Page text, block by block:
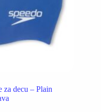
za decu – Plain